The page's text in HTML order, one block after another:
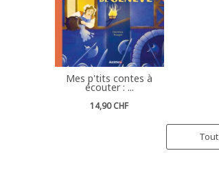
Mes p'tits contes à
écouter : ...
14,90 CHF